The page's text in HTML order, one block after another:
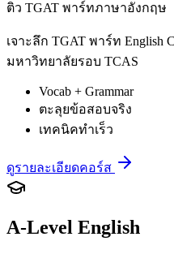
ติว TGAT พาร์ทภาษาอังกฤษ
เจาะลึก TGAT พาร์ท English
มหาวิทยาลัยรอบ TCAS
Vocab + Grammar
ตะลุยข้อสอบจริง
เทคนิคทำเร็ว
ดูรายละเอียดคอร์ส
A-Level English